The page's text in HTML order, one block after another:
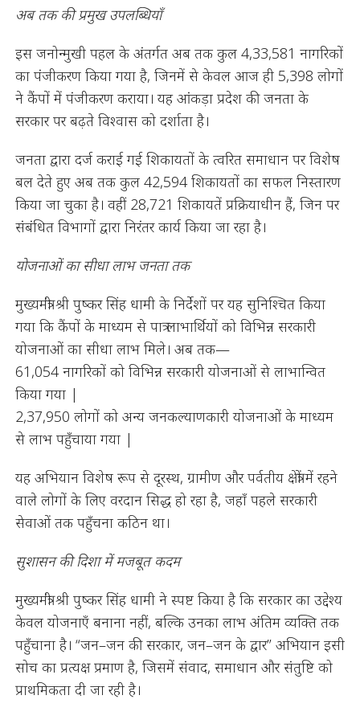
अब तक की प्रमुख उपलब्धियाँ
इस जनोन्मुखी पहल के अंतर्गत अब तक कुल 4,33,581 नागरिकों
का पंजीकरण किया गया है, जिनमें से केवल आज ही 5,398 लोगों
ने कैंपों में पंजीकरण कराया। यह आंकड़ा प्रदेश की जनता के
सरकार पर बढ़ते विश्वास को दर्शाता है।
जनता द्वारा दर्ज कराई गई शिकायतों के त्वरित समाधान पर विशेष
बल देते हुए अब तक कुल 42,594 शिकायतों का सफल निस्तारण
किया जा चुका है। वहीं 28,721 शिकायतें प्रक्रियाधीन हैं, जिन पर
संबंधित विभागों द्वारा निरंतर कार्य किया जा रहा है।
योजनाओं का सीधा लाभ जनता तक
मुख्यमंत्री श्री पुष्कर सिंह धामी के निर्देशों पर यह सुनिश्चित किया
गया कि कैंपों के माध्यम से पात्र लाभार्थियों को विभिन्न सरकारी
योजनाओं का सीधा लाभ मिले। अब तक—
61,054 नागरिकों को विभिन्न सरकारी योजनाओं से लाभान्वित
किया गया |
2,37,950 लोगों को अन्य जनकल्याणकारी योजनाओं के माध्यम
से लाभ पहुँचाया गया |
यह अभियान विशेष रूप से दूरस्थ, ग्रामीण और पर्वतीय क्षेत्रों में रहने
वाले लोगों के लिए वरदान सिद्ध हो रहा है, जहाँ पहले सरकारी
सेवाओं तक पहुँचना कठिन था।
सुशासन की दिशा में मजबूत कदम
मुख्यमंत्री श्री पुष्कर सिंह धामी ने स्पष्ट किया है कि सरकार का उद्देश्य
केवल योजनाएँ बनाना नहीं, बल्कि उनका लाभ अंतिम व्यक्ति तक
पहुँचाना है। “जन–जन की सरकार, जन–जन के द्वार” अभियान इसी
सोच का प्रत्यक्ष प्रमाण है, जिसमें संवाद, समाधान और संतुष्टि को
प्राथमिकता दी जा रही है।